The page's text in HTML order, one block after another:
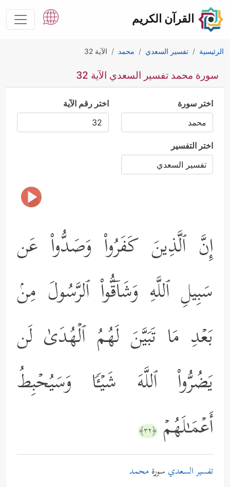
القرآن الكريم
الرئيسية تفسير السعدي محمد الآية 32
سورة محمد تفسير السعدي الآية 32
اختر سورة اختر رقم الآية
اختر التفسير
إِنَّ ٱلَّذِینَ كَفَرُواْ وَصَدُّواْ عَن
سَبِیلِ ٱللَّهِ وَشَاۤقُّواْ ٱلرَّسُولَ مِنۢ
بَعۡدِ مَا تَبَیَّنَ لَهُمُ ٱلۡهُدَىٰ لَن
یَضُرُّواْ ٱللَّهَ شَیۡـࣰٔا وَسَیُحۡبِطُ
أَعۡمَـٰلَهُمۡ ﴿٣٢﴾
تفسير السعدي سورة محمد